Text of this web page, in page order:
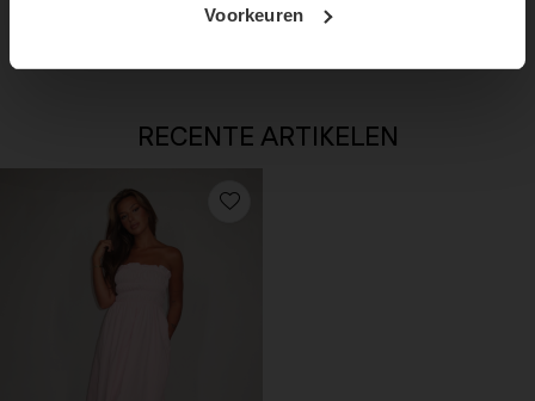
Voorkeuren
LAURI SLIDES - ROZE
RECENTE ARTIKELEN